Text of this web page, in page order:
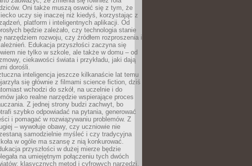
Oni także muszą oswoić się z tym, że
uczy się inaczej niż kiedyś, korzystając z
platform i inteligentnych aplikacji. Od
będzie zależało, czy technologia stanie
narzędziem rozwoju, czy źródłem rozproszenia i
Edukacja przyszłości zaczyna się
nie tylko w szkole, ale także w domu – od
ciekawości świata i przykładu, jaki dają
dorośli.
inteligencja jeszcze kilkanaście lat temu
się głównie z filmami science fiction, dziś
wchodzi do szkół, na uczelnie i do
jako realne narzędzie wspierające proces
Z jednej strony budzi zachwyt, bo
szybko odpowiadać na pytania, generować
i pomagać w rozwiązywaniu problemów. Z
– wywołuje obawy, czy uczniowie nie
samodzielnie myśleć i czy tradycyjna
w ogóle ma szansę z nią konkurować.
przyszłości w dużej mierze będzie
na umiejętnym połączeniu tych dwóch
klasycznych metod i cyfrowych narzędzi.